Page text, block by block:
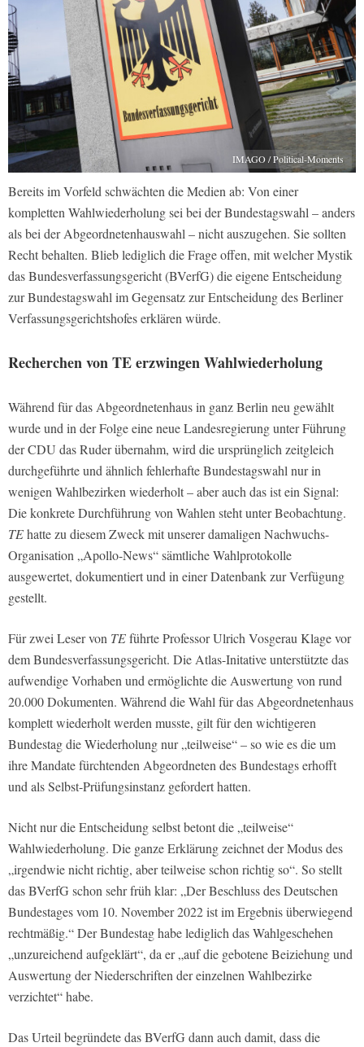
IMAGO / Political-Moments
Bereits im Vorfeld schwächten die Medien ab: Von einer
kompletten Wahlwiederholung sei bei der Bundestagswahl – anders
als bei der Abgeordnetenhauswahl – nicht auszugehen. Sie sollten
Recht behalten. Blieb lediglich die Frage offen, mit welcher Mystik
das Bundesverfassungsgericht (BVerfG) die eigene Entscheidung
zur Bundestagswahl im Gegensatz zur Entscheidung des Berliner
Verfassungsgerichtshofes erklären würde.
Recherchen vonTEerzwingen Wahlwiederholung
Während für das Abgeordnetenhaus in ganz Berlin neu gewählt
wurde und in der Folge eine neue Landesregierung unter Führung
der CDU das Ruder übernahm, wird die ursprünglich zeitgleich
durchgeführte und ähnlich fehlerhafte Bundestagswahl nur in
wenigen Wahlbezirken wiederholt – aber auch das ist ein Signal:
Die konkrete Durchführung von Wahlen steht unter Beobachtung.
TEhatte zu diesem Zweck mit unserer damaligen Nachwuchs-
Organisation „Apollo-News“ sämtliche Wahlprotokolle
ausgewertet, dokumentiert und in einer Datenbank zur Verfügung
gestellt.
Für zwei Leser von TEführte Professor Ulrich Vosgerau Klage vor
dem Bundesverfassungsgericht. Die Atlas-Initative unterstützte das
aufwendige Vorhaben und ermöglichte die Auswertung von rund
20.000 Dokumenten. Während die Wahl für das Abgeordnetenhaus
komplett wiederholt werden musste, gilt für den wichtigeren
Bundestag die Wiederholung nur „teilweise“ – so wie es die um
ihre Mandate fürchtenden Abgeordneten des Bundestags erhofft
und als Selbst-Prüfungsinstanz gefordert hatten.
Nicht nur die Entscheidung selbst betont die „teilweise“
Wahlwiederholung. Die ganze Erklärung zeichnet der Modus des
„irgendwie nicht richtig, aber teilweise schon richtig so“. So stellt
das BVerfG schon sehr früh klar: „Der Beschluss des Deutschen
Bundestages vom 10. November 2022 ist im Ergebnis überwiegend
rechtmäßig.“ Der Bundestag habe lediglich das Wahlgeschehen
„unzureichend aufgeklärt“, da er „auf die gebotene Beiziehung und
Auswertung der Niederschriften der einzelnen Wahlbezirke
verzichtet“ habe.
Das Urteil begründete das BVerfG dann auch damit, dass die